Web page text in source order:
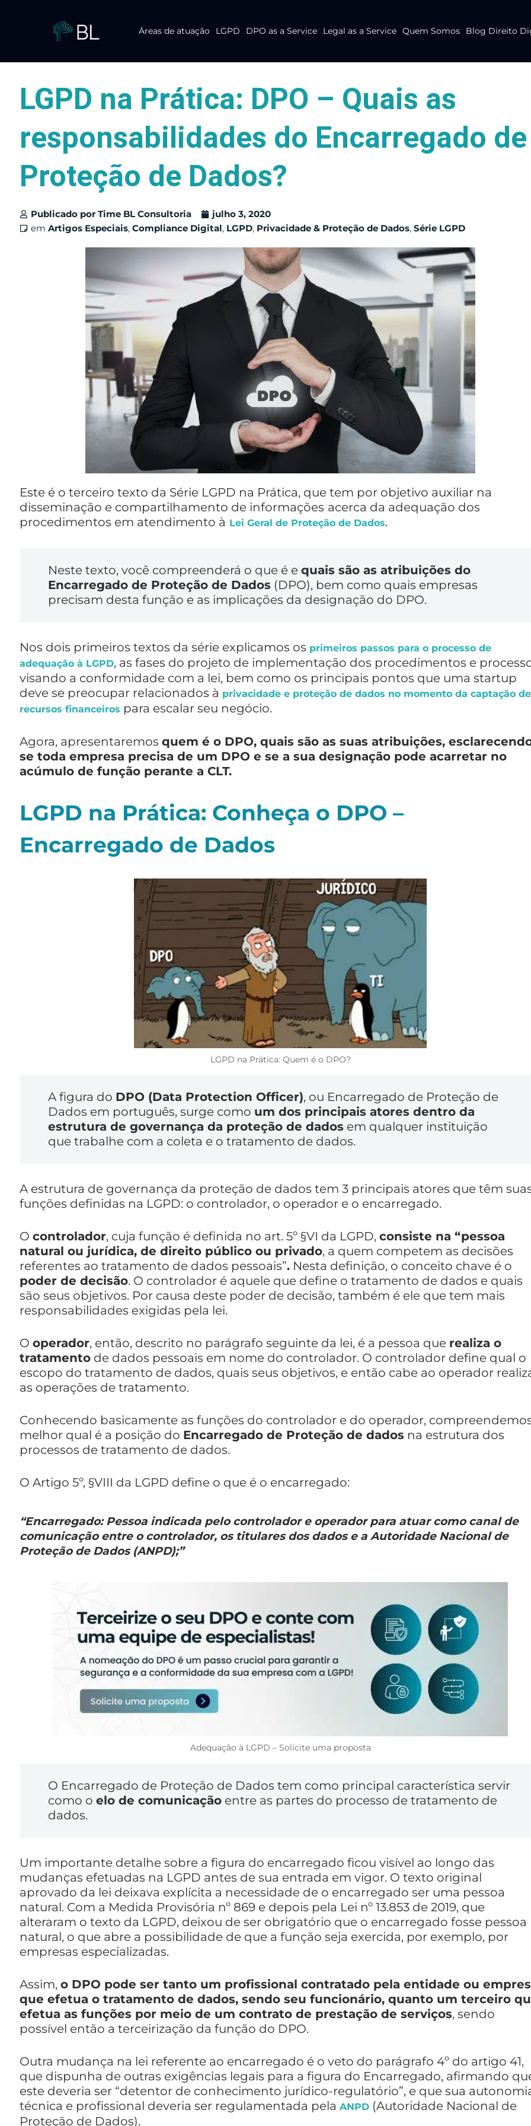
o
Áreas de atuação LGPD DPO as a Service Legal as a Service Quem Somos Blog Direito
LGPD na Prática: DPO – Quais as
responsabilidades do Encarregado de
Proteção de Dados?
Publicado por Time BL Consultoria
julho 3, 2020
em Artigos Especiais, Compliance Digital, LGPD, Privacidade & Proteção de Dados, Série LGPD
Este é o terceiro texto da Série LGPD na Prática, que tem por objetivo auxiliar na
disseminação e compartilhamento de informações acerca da adequação dos
procedimentos em atendimento à Lei Geral de Proteção de Dados.
Neste texto, você compreenderá o que é e quais são as atribuições do
Encarregado de Proteção de Dados (DPO), bem como quais empresas
precisam desta função e as implicações da designação do DPO.
Nos dois primeiros textos da série explicamos os primeiros passos para o processo de
adequação à LGPD, as fases do projeto de implementação dos procedimentos e
visando a conformidade com a lei, bem como os principais pontos que uma startup
deve se preocupar relacionados à privacidade e proteção de dados no momento da captação de
recursos financeiros para escalar seu negócio.
Agora, apresentaremos quem é o DPO, quais são as suas atribuições,
se toda empresa precisa de um DPO e se a sua designação pode acarretar no
acúmulo de função perante a CLT.
LGPD na Prática: Conheça o DPO –
Encarregado de Dados
LGPD na Prática: Quem é o DPO?
A figura do DPO (Data Protection Officer), ou Encarregado de Proteção de
Dados em português, surge como um dos principais atores dentro da
estrutura de governança da proteção de dados em qualquer instituição
que trabalhe com a coleta e o tratamento de dados.
A estrutura de governança da proteção de dados tem 3 principais atores que têm
funções definidas na LGPD: o controlador, o operador e o encarregado.
O controlador, cuja função é definida no art. 5º §VI da LGPD, consiste na “pessoa
natural ou jurídica, de direito público ou privado, a quem competem as decisões
referentes ao tratamento de dados pessoais”. Nesta definição, o conceito chave é o
poder de decisão. O controlador é aquele que define o tratamento de dados e quais
são seus objetivos. Por causa deste poder de decisão, também é ele que tem mais
responsabilidades exigidas pela lei.
O operador, então, descrito no parágrafo seguinte da lei, é a pessoa que realiza o
tratamento de dados pessoais em nome do controlador. O controlador define qual o
escopo do tratamento de dados, quais seus objetivos, e então cabe ao operador
as operações de tratamento.
Conhecendo basicamente as funções do controlador e do operador,
melhor qual é a posição do Encarregado de Proteção de dados na estrutura dos
processos de tratamento de dados.
O Artigo 5º, §VIII da LGPD define o que é o encarregado:
“Encarregado: Pessoa indicada pelo controlador e operador para atuar como canal de
comunicação entre o controlador, os titulares dos dados e a Autoridade Nacional de
Proteção de Dados (ANPD);”
Adequação à LGPD – Solicite uma proposta
O Encarregado de Proteção de Dados tem como principal característica servir
como o elo de comunicaçãoentre as partes do processo de tratamento de
dados.
Um importante detalhe sobre a figura do encarregado ficou visível ao longo das
mudanças efetuadas na LGPD antes de sua entrada em vigor. O texto original
aprovado da lei deixava explícita a necessidade de o encarregado ser uma pessoa
natural. Com a Medida Provisória nº 869 e depois pela Lei nº 13.853 de 2019, que
alteraram o texto da LGPD, deixou de ser obrigatório que o encarregado fosse pessoa
natural, o que abre a possibilidade de que a função seja exercida, por exemplo, por
empresas especializadas.
Assim, o DPO pode ser tanto um profissional contratado pela entidade ou
que efetua o tratamento de dados, sendo seu funcionário, quanto um terceiro
efetua as funções por meio de um contrato de prestação de serviços, sendo
possível então a terceirização da função do DPO.
Outra mudança na lei referente ao encarregado é o veto do parágrafo 4º do artigo 41,
que dispunha de outras exigências legais para a figura do Encarregado, afirmando
este deveria ser “detentor de conhecimento jurídico-regulatório”, e que sua
técnica e profissional deveria ser regulamentada pela ANPD (Autoridade Nacional de
Proteção de Dados).